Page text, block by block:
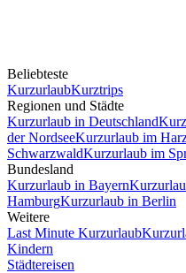
Beliebteste
KurzurlaubKurztrips
Regionen und Städte
Kurzurlaub in Deutschland
der NordseeKurzurlaub im
SchwarzwaldKurzurlaub im
Bundesland
Kurzurlaub in Bayern
HamburgKurzurlaub in Berlin
Weitere
Last Minute Kurzurlaub
Kindern
Städtereisen